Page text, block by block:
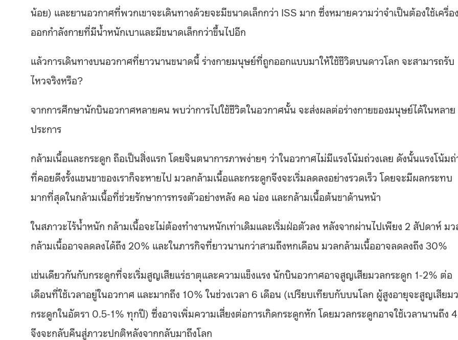
น้อย) และยานอวกาศที่พวกเขาจะเดินทางด้วยจะมีขนาดเล็กกว่า ISS มาก ซึ่งหมายความว่าจำเป็นต้องใช้เครื่อง
ออกกำลังกายที่มีน้ำหนักเบาและมีขนาดเล็กกว่าขึ้นไปอีก
แล้วการเดินทางบนอวกาศที่ยาวนานขนาดนี้ ร่างกายมนุษย์ที่ถูกออกแบบมาให้ใช้ชีวิตบนดาวโลก จะสามารถรับ
ไหวจริงหรือ?
จากการศึกษานักบินอวกาศหลายคน พบว่าการไปใช้ชีวิตในอวกาศนั้น จะส่งผลต่อร่างกายของมนุษย์ได้ในหลาย
ประการ
กล้ามเนื้อและกระดูก ถือเป็นสิ่งแรก โดยจินตนาการภาพง่ายๆ ว่าในอวกาศไม่มีแรงโน้มถ่วงเลย ดังนั้นแรงโน้มถ่
ที่คอยดึงรั้งแขนขาของเราก็จะหายไป มวลกล้ามเนื้อและกระดูกจึงจะเริ่มลดลงอย่างรวดเร็ว โดยจะมีผลกระทบ
มากที่สุดในกล้ามเนื้อที่ช่วยรักษาการทรงตัวอย่างหลัง คอ น่อง และกล้ามเนื้อต้นขาด้านหน้า
ในสภาวะไร้น้ำหนัก กล้ามเนื้อจะไม่ต้องทำงานหนักเท่าเดิมและเริ่มฝ่อตัวลง หลังจากผ่านไปเพียง 2 สัปดาห์ มว
กล้ามเนื้ออาจลดลงได้ถึง 20% และในภารกิจที่ยาวนานกว่าสามถึงหกเดือน มวลกล้ามเนื้ออาจลดลงถึง 30%
เช่นเดียวกันกับกระดูกที่จะเริ่มสูญเสียแร่ธาตุและความแข็งแรง นักบินอวกาศอาจสูญเสียมวลกระดูก 1-2% ต่อ
เดือนที่ใช้เวลาอยู่ในอวกาศ และมากถึง 10% ในช่วงเวลา 6 เดือน (เปรียบเทียบกับบนโลก ผู้สูงอายุจะสูญเสียม
กระดูกในอัตรา 0.5-1% ทุกปี) ซึ่งอาจเพิ่มความเสี่ยงต่อการเกิดกระดูกหัก โดยมวลกระดูกอาจใช้เวลานานถึง
จึงจะกลับคืนสู่ภาวะปกติหลังจากกลับมาถึงโลก